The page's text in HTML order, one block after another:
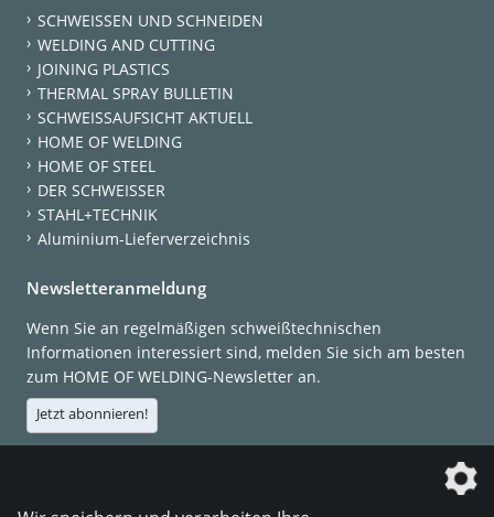
SCHWEISSEN UND SCHNEIDEN
WELDING AND CUTTING
JOINING PLASTICS
THERMAL SPRAY BULLETIN
SCHWEISSAUFSICHT AKTUELL
HOME OF WELDING
HOME OF STEEL
DER SCHWEISSER
STAHL+TECHNIK
Aluminium-Lieferverzeichnis
Newsletteranmeldung
Wenn Sie an regelmäßigen schweißtechnischen
Informationen interessiert sind, melden Sie sich am besten
zum HOME OF WELDING-Newsletter an.
Jetzt abonnieren!
Die DVS Media GmbH ist ein Unternehmen der